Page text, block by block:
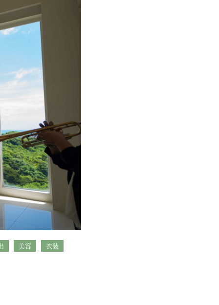
美容 衣装